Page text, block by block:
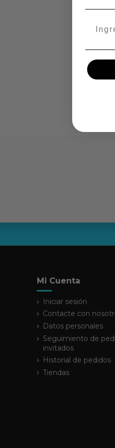
Mi Cuenta
Iniciar sesión
Contacte con
Datos personales
Seguimiento de
invitados
Historial de pedidos
Tiendas